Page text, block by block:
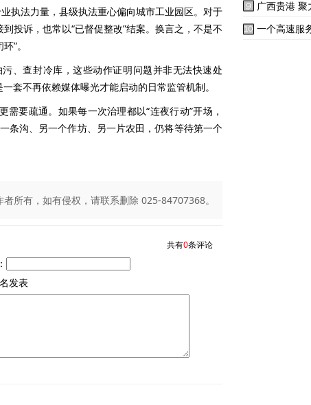
法力量，县级执法重心偏向城市工业园区。对于
投诉，也常以“已督促整改”结案。换言之，不是不
”。
查封冷库，这些动作证明问题并非无法快速处
套不再依赖媒体曝光才能启动的日常监管机制。
要疏通。如果每一次治理都以“连夜行动”开场，
条沟、另一个作坊、另一片农田，仍将等待第一个
所有，如有侵权，请联系删除 025-84707368。
共有0条评论
发表
广西贵港 聚
一个高速服